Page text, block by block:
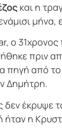
και η
ενάμισι
ο 31χρονος
πριν
από το
Δημήτρη.
έκρυψε
η